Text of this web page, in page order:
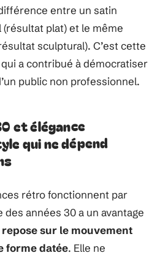
entre un satin
plat) et le même
sculptural). C’est cette
a contribué à démocratiser
public non professionnel.
et élégance
qui ne dépend
rétro fonctionnent par
années 30 a un avantage
sur le mouvement
forme datée. Elle ne